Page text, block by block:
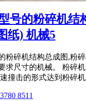
号的粉碎机结
纸) 机械5
粉碎机结构总成图,粉
求尺寸的机械。 粉碎
撞击的形式达到粉碎机
8511